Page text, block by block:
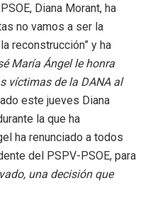
Diana Morant, ha
no vamos a ser la
reconstrucción” y ha
María Ángel le honra
víctimas de la DANA al
este jueves Diana
la que ha
ha renunciado a todos
del PSPV-PSOE, para
una decisión que